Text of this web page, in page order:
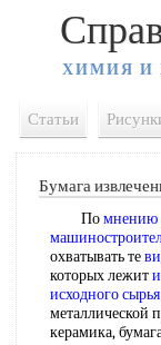
ХИМИЯ И
Статьи
Бумага
Помнению
охватывать те
которых лежит
исходного сырья
металлической
керамика,